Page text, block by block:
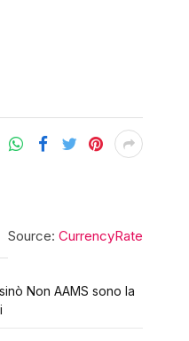
Source: CurrencyRate
Non AAMS sono la